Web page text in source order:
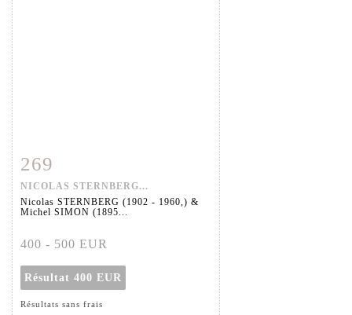
Fiche détaillée
269
NICOLAS STERNBERG...
Nicolas STERNBERG (1902 - 1960,) &
Michel SIMON (1895...
400 - 500 EUR
Résultat 400 EUR
Résultats sans frais